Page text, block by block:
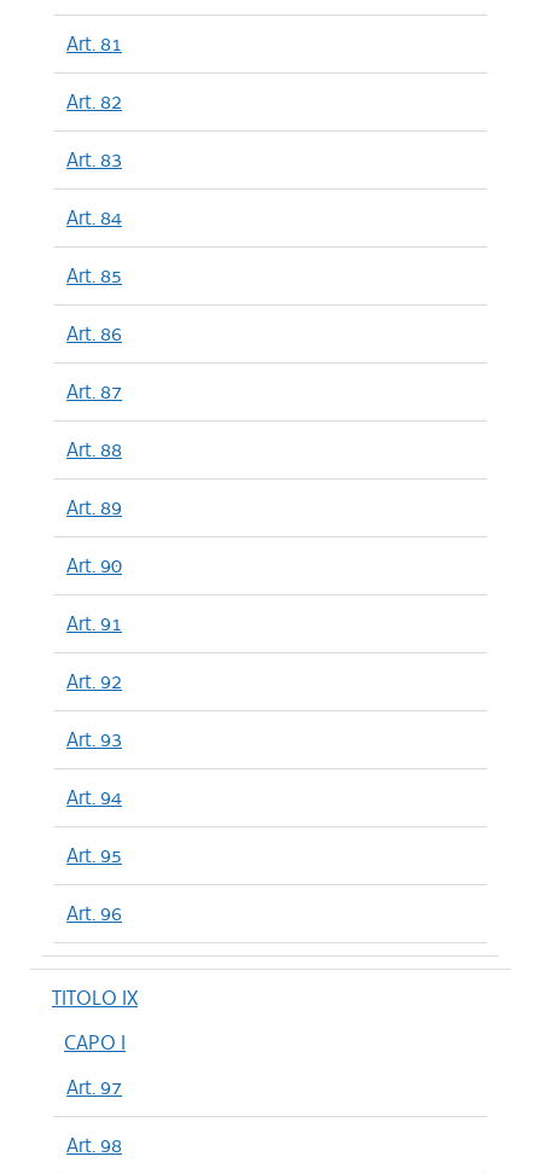
Art. 81
Art. 82
Art. 83
Art. 84
Art. 85
Art. 86
Art. 87
Art. 88
Art. 89
Art. 90
Art. 91
Art. 92
Art. 93
Art. 94
Art. 95
Art. 96
TITOLO IX
CAPO I
Art. 97
Art. 98